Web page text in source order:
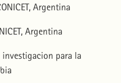
Argentina
Argentina
investigacion para la